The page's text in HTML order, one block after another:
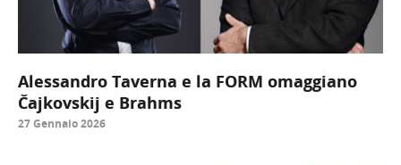
Alessandro Taverna e la FORM omaggiano
Čajkovskij e Brahms
27 Gennaio 2026